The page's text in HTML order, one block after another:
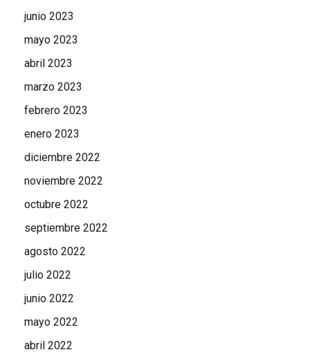
junio 2023
mayo 2023
abril 2023
marzo 2023
febrero 2023
enero 2023
diciembre 2022
noviembre 2022
octubre 2022
septiembre 2022
agosto 2022
julio 2022
junio 2022
mayo 2022
abril 2022